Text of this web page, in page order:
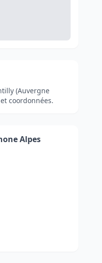
(Auvergne
coordonnées.
Alpes